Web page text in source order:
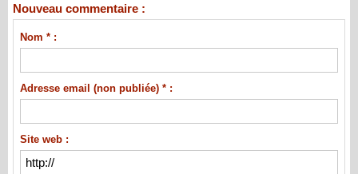
Nouveau commentaire :
Nom * :
Adresse email (non publiée) * :
Site web :